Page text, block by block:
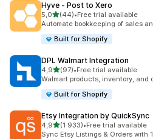
Hyve ‑ Post to Xero
5,0na 5 gwiazdek
(44)
Łączna liczba recenzji: 44
•Free trial available
Automate bookkeeping of sales
Built for Shopify
DPL Walmart Integration
4,9na 5 gwiazdek
(97)
Łączna liczba recenzji: 97
•Free trial available
Walmart products, inventory, and
Built for Shopify
Etsy Integration by QuickSync
4,9na 5 gwiazdek
(1 933)
Łączna liczba recenzji: 1933
•Free trial available
Sync Etsy Listings & Orders with